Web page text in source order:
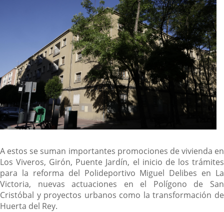
A estos se suman importantes promociones de vivienda en
Los Viveros, Girón, Puente Jardín, el inicio de los trámites
para la reforma del Polideportivo Miguel Delibes en La
Victoria, nuevas actuaciones en el Polígono de San
Cristóbal y proyectos urbanos como la transformación de
Huerta del Rey.